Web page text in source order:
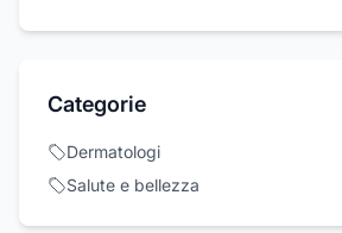
Categorie
Dermatologi
Salute e bellezza